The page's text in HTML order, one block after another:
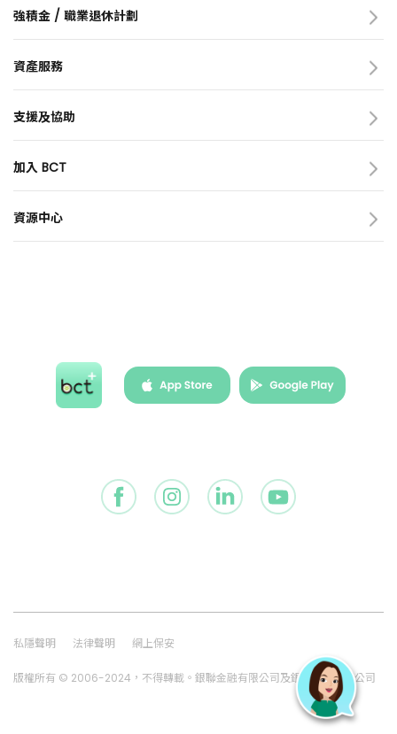
成員天地
退休策劃網頁 - BCT陪你跨躍人生
可扣稅自願性供款(TVC)
強積金 / 職業退休計劃
簡介
僱主
基金經理展望
資產服務
資產服務網頁(英文版)
支援及協助
表格
工具及示範
加入 BCT
簡介
成為 BCT 人（英文版）
資源中心
BCT e旅程
私隱聲明 法律聲明 網上保安
版權所有 © 2006-2024，不得轉載。銀聯金融有限公司及銀聯信託有限公司